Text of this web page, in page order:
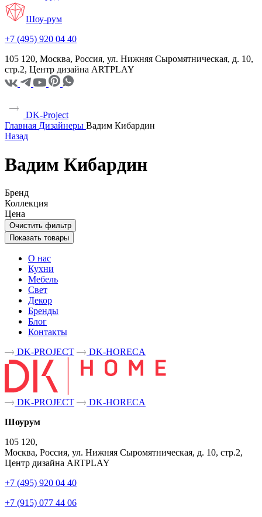
Шоу-рум
+7 (495) 920 04 40
105 120, Москва, Россия, ул. Нижняя Сыромятническая, д. 10,
стр.2, Центр дизайна ARTPLAY
DK-Project
Главная Дизайнеры Вадим Кибардин
Назад
Вадим Кибардин
Бренд
Коллекция
Цена
Очистить фильтр
Показать товары
О нас
Кухни
Мебель
Свет
Декор
Бренды
Блог
Контакты
DK-PROJECT
DK-HORECA
DK-PROJECT
DK-HORECA
Шоурум
105 120,
Москва, Россия, ул. Нижняя Сыромятническая, д. 10, стр.2,
Центр дизайна ARTPLAY
+7 (495) 920 04 40
+7 (915) 077 44 06